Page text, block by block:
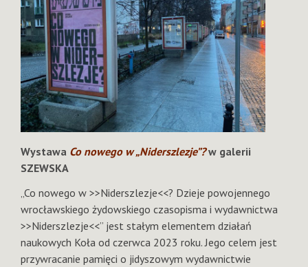
Wystawa Co nowego w „Niderszlezje”?w galerii
SZEWSKA
„Co nowego w >>Niderszlezje<<? Dzieje powojennego
wrocławskiego żydowskiego czasopisma i wydawnictwa
>>Niderszlezje<<” jest stałym elementem działań
naukowych Koła od czerwca 2023 roku. Jego celem jest
przywracanie pamięci o jidyszowym wydawnictwie